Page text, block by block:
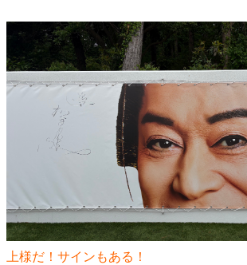
上様だ！サインもある！